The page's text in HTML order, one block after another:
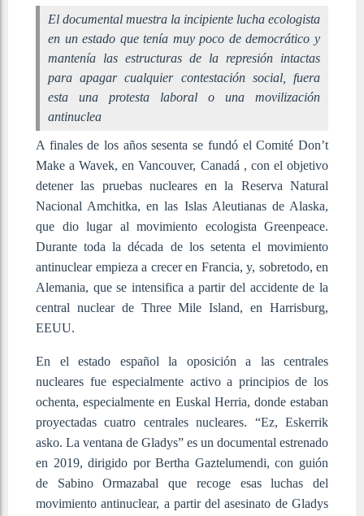
El documental muestra la incipiente lucha ecologista
en un estado que tenía muy poco de democrático y
mantenía las estructuras de la represión intactas
para apagar cualquier contestación social, fuera
esta una protesta laboral o una movilización
antinuclea
A finales de los años sesenta se fundó el Comité Don’t
Make a Wavek, en Vancouver, Canadá , con el objetivo
detener las pruebas nucleares en la Reserva Natural
Nacional Amchitka, en las Islas Aleutianas de Alaska,
que dio lugar al movimiento ecologista Greenpeace.
Durante toda la década de los setenta el movimiento
antinuclear empieza a crecer en Francia, y, sobretodo, en
Alemania, que se intensifica a partir del accidente de la
central nuclear de Three Mile Island, en Harrisburg,
EEUU.
En el estado español la oposición a las centrales
nucleares fue especialmente activo a principios de los
ochenta, especialmente en Euskal Herria, donde estaban
proyectadas cuatro centrales nucleares. “Ez, Eskerrik
asko. La ventana de Gladys” es un documental estrenado
en 2019, dirigido por Bertha Gaztelumendi, con guión
de Sabino Ormazabal que recoge esas luchas del
movimiento antinuclear, a partir del asesinato de Gladys